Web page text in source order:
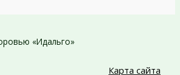
«Идальго»
Карта сайта